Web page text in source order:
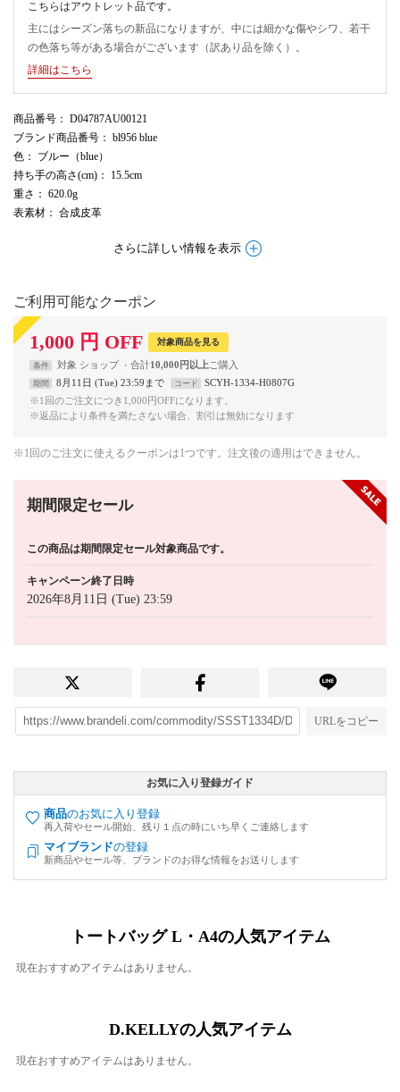
こちらはアウトレット品です。
主にはシーズン落ちの新品になりますが、中には細かな傷やシワ、若干
の色落ち等がある場合がございます（訳あり品を除く）。
詳細はこちら
商品番号 ： D04787AU00121
ブランド商品番号 ： bl956 blue
色 ： ブルー（blue）
持ち手の高さ(cm) ： 15.5cm
重さ ： 620.0g
表素材 ： 合成皮革
さらに詳しい情報を表示
ご利用可能なクーポン
1,000 円 OFF 対象商品を見る
条件 対象 ショップ 合計10,000円以上
期間 8月11日 (Tue) 23:59まで コード
SCYH-1334-H0807G
※1回のご注文につき1,000円OFFになります。
※返品により条件を満たさない場合、割引は無効になります
※1回のご注文に使えるクーポンは1つです。注文後の適用はできません。
期間限定セール
この商品は期間限定セール対象商品です。
キャンペーン終了日時
2026年8月11日 (Tue) 23:59
URLをコピー
お気に入り登録ガイド
商品のお気に入り登録
再入荷やセール開始、残り１点の時にいち早くご連絡します
マイブランドの登録
新商品やセール等、ブランドのお得な情報をお送りします
トートバッグ L・A4の人気アイテム
現在おすすめアイテムはありません。
D.KELLYの人気アイテム
現在おすすめアイテムはありません。